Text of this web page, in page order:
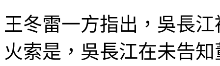
王冬雷一方指出，吳長
火索是，吳長江在未告